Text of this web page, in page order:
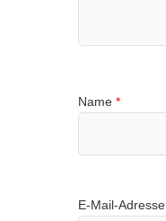
Name *
E-Mail-Adresse